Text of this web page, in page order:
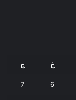
خ ج
6
7